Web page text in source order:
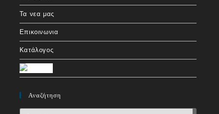
Τα νεα μας
Επικοινωνια
Κατάλογος
Αναζήτηση